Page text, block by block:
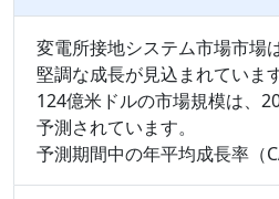
変電所接地システム市場市場
堅調な成長が見込まれています
124億米ドルの市場規模は、
予測されています。
予測期間中の年平均成長率（